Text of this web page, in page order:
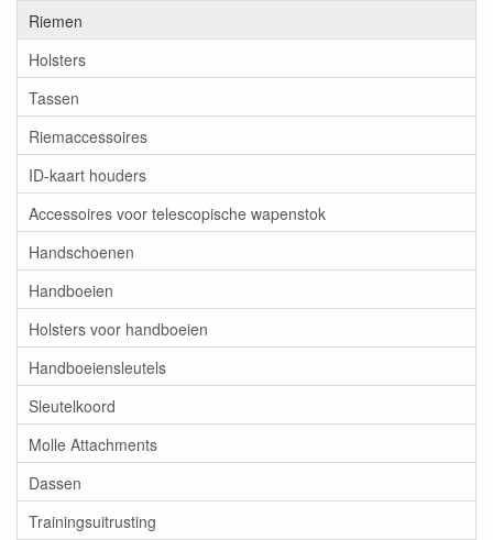
Riemen
Holsters
Tassen
Riemaccessoires
ID-kaart houders
Accessoires voor telescopische wapenstok
Handschoenen
Handboeien
Holsters voor handboeien
Handboeiensleutels
Sleutelkoord
Molle Attachments
Dassen
Trainingsuitrusting